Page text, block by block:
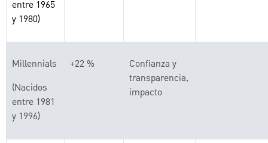
entre 1965
y 1980)
Millennials
(Nacidos
entre 1981
y 1996)
+22 %
Confianza y
transparencia,
impacto